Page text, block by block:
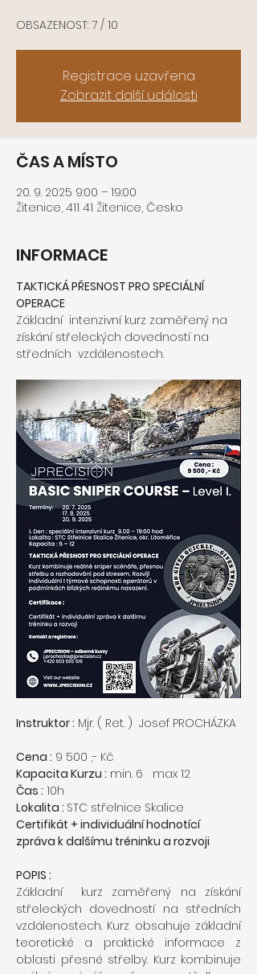
Registrace uzavřena
Zobrazit další události
ČAS A MÍSTO
20. 9. 2025 9:00 – 19:00
Žitenice, 411 41 Žitenice, Česko
INFORMACE
TAKTICKÁ PŘESNOST PRO SPECIÁLNÍ
OPERACE
Základní  intenzivní kurz zaměřený na
získání střeleckých dovedností na
středních  vzdálenostech.
Instruktor : Mjr. ( Ret. )  Josef PROCHÁZKA
Cena : 9 500 ,- Kč
Kapacita Kurzu : min. 6   max 12
Čas : 10h
Lokalita : STC střelnice Skalice
Certifikát + individuální hodnotící
zpráva k dalšímu tréninku a rozvoji
POPIS :
Základní  kurz zaměřený na získání
střeleckých dovedností na středních
vzdálenostech. Kurz obsahuje základní
teoretické a praktické informace z
oblasti přesné střelby. Kurz kombinuje